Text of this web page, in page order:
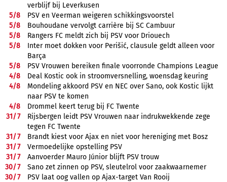
verblijf bij Leverkusen
5/8
PSV en Veerman weigeren schikkingsvoorstel
5/8
Bouhoudane vervolgt carrière bij SC Cambuur
5/8
Rangers FC meldt zich bij PSV voor Driouech
5/8
Inter moet dokken voor Perišić, clausule geldt alleen voor
Barça
5/8
PSV Vrouwen bereiken finale voorronde Champions League
4/8
Deal Kostic ook in stroomversnelling, woensdag keuring
4/8
Mondeling akkoord PSV en NEC over Sano, ook Kostic lijkt
naar PSV te komen
4/8
Drommel keert terug bij FC Twente
31/7
Rijsbergen leidt PSV Vrouwen naar indrukwekkende zege
tegen FC Twente
31/7
Brandt kiest voor Ajax en niet voor hereniging met Bosz
31/7
Vermoedelijke opstelling PSV
31/7
Aanvoerder Mauro Júnior blijft PSV trouw
30/7
Sano zet zinnen op PSV, sleutelrol voor zaakwaarnemer
30/7
PSV laat oog vallen op Ajax-target Van Rooij